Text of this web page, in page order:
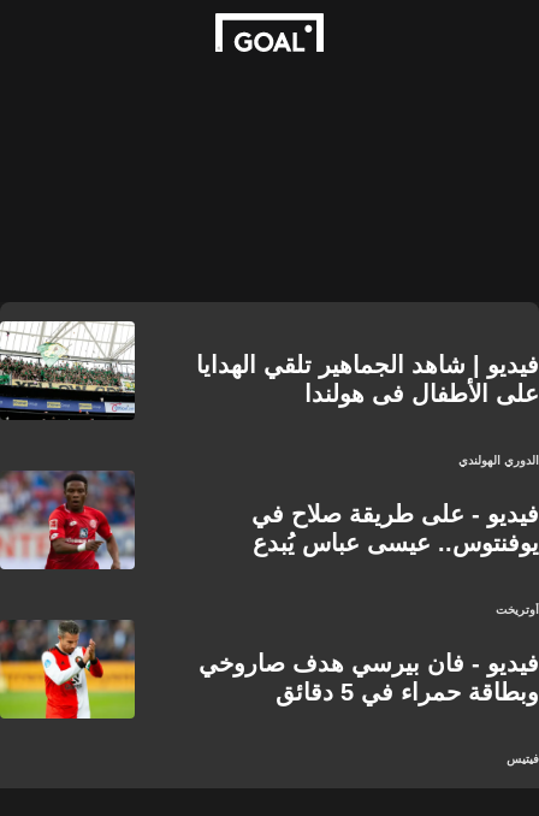
فيديو | شاهد الجماهير تلقي الهدايا
على الأطفال فى هولندا
الدوري الهولندي
فيديو - على طريقة صلاح في
يوفنتوس.. عيسى عباس يُبدع
أوتريخت
فيديو - فان بيرسي هدف صاروخي
وبطاقة حمراء في 5 دقائق
فيتيس